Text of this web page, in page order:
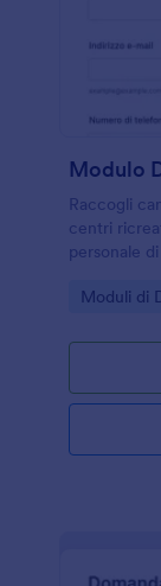
Raccogli
centri
personale
in un unico
Go to
Moduli di